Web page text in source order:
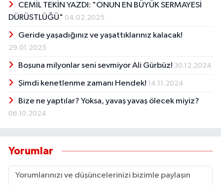
CEMİL TEKİN YAZDI: "ONUN EN BÜYÜK SERMAYESİ
DÜRÜSTLÜĞÜ" 04.02.2025
Geride yaşadığınız ve yaşattıklarınız kalacak!
29.01.2025
Boşuna milyonlar seni sevmiyor Ali Gürbüz! 30.12.2024
Şimdi kenetlenme zamanı Hendek! 14.11.2024
Bize ne yaptılar? Yoksa, yavaş yavaş ölecek miyiz?
06.10.2024
Yorumlar